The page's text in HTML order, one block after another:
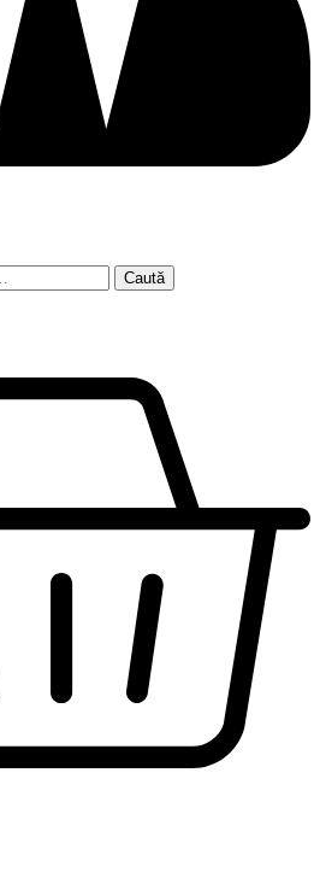
Caută